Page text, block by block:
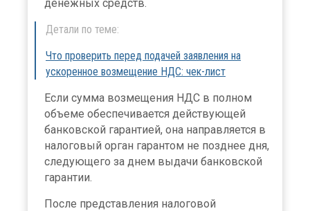
денежных средств.
Детали по теме:
Что проверить перед подачей заявления на
ускоренное возмещение НДС: чек-лист
Если сумма возмещения НДС в полном
объеме обеспечивается действующей
банковской гарантией, она направляется в
налоговый орган гарантом не позднее дня,
следующего за днем выдачи банковской
гарантии.
После представления налоговой